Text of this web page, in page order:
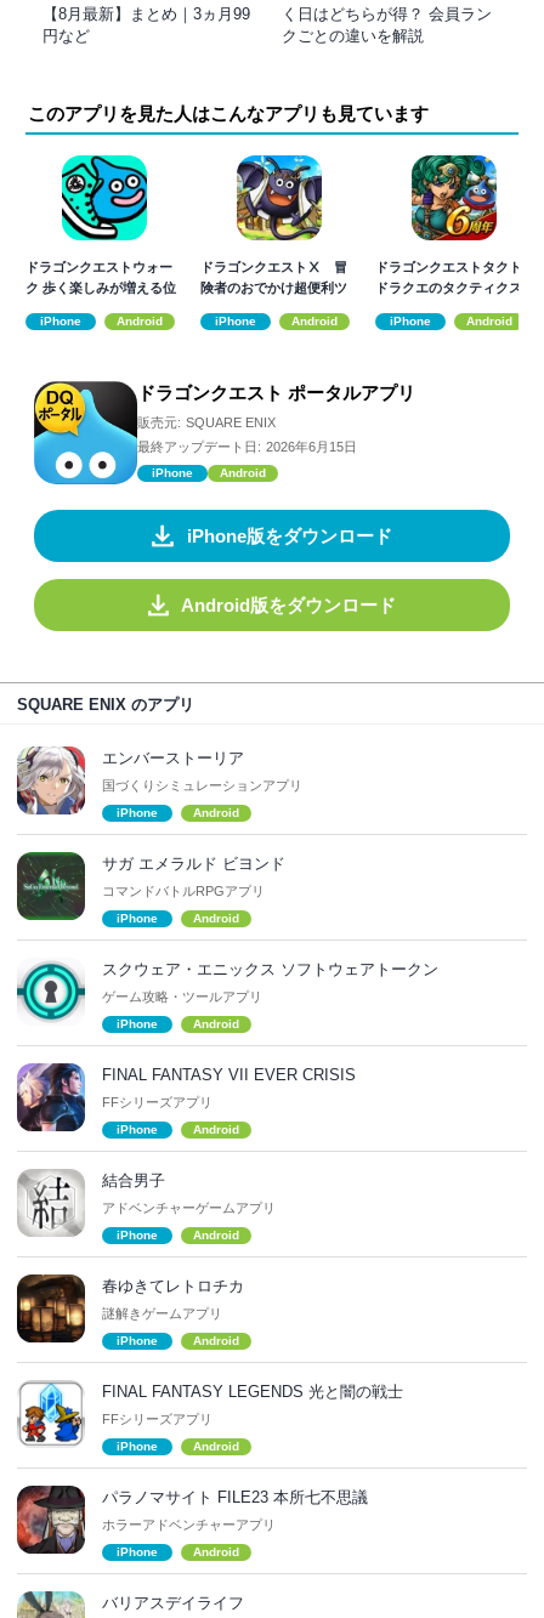
【8月最新】まとめ｜3ヵ月99
円など
く日はどちらが得？ 会員ラン
クごとの違いを解説
このアプリを見た人はこんなアプリも見ています
ドラゴンクエストウォー
ク 歩く楽しみが増える位
iPhone Android
ドラゴンクエストⅩ 冒
険者のおでかけ超便利ツ
iPhone Android
ドラゴンクエストタクト
ドラクエのタクティクス
iPhone Android
ドラゴンクエスト ポータルアプリ
販売元: SQUARE ENIX
最終アップデート日: 2026年6月15日
iPhone Android
iPhone版をダウンロード
Android版をダウンロード
SQUARE ENIX のアプリ
エンバーストーリア
国づくりシミュレーションアプリ
iPhone Android
サガ エメラルド ビヨンド
コマンドバトルRPGアプリ
iPhone Android
スクウェア・エニックス ソフトウェアトークン
ゲーム攻略・ツールアプリ
iPhone Android
FINAL FANTASY VII EVER CRISIS
FFシリーズアプリ
iPhone Android
結合男子
アドベンチャーゲームアプリ
iPhone Android
春ゆきてレトロチカ
謎解きゲームアプリ
iPhone Android
FINAL FANTASY LEGENDS 光と闇の戦士
FFシリーズアプリ
iPhone Android
パラノマサイト FILE23 本所七不思議
ホラーアドベンチャーアプリ
iPhone Android
バリアスデイライフ